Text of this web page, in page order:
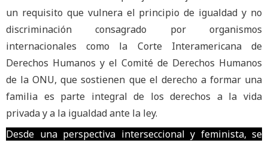
un requisito que vulnera el principio de igualdad y no
discriminación consagrado por organismos
internacionales como la Corte Interamericana de
Derechos Humanos y el Comité de Derechos Humanos
de la ONU, que sostienen que el derecho a formar una
familia es parte integral de los derechos a la vida
privada y a la igualdad ante la ley.
Desde una perspectiva interseccional y feminista, se